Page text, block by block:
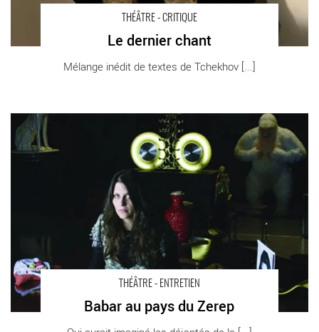
THÉÂTRE - CRITIQUE
Le dernier chant
Mélange inédit de textes de Tchekhov [...]
THÉÂTRE - ENTRETIEN
Babar au pays du Zerep
Babar au pays du Zerep - Critique sortie Théâtre Nanterre
Théâtre Nanterre Amandiers